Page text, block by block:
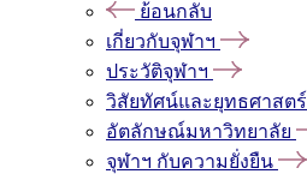
ย้อนกลับ
เกี่ยวกับจุฬาฯ
ประวัติจุฬาฯ
วิสัยทัศน์และยุทธศาสตร์
อัตลักษณ์มหาวิทยาลัย
จุฬาฯ กับความยั่งยืน